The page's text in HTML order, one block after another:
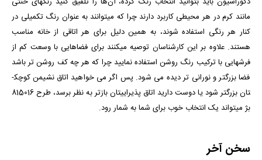
مانند کرم در هر محیطی کاربرد دارند چرا که می­توانند به عنوان رنگ تکميلی در
کنار هر رنگی استفاده شوند، به همين دليل برای هر اتاقی از خانه مناسب
هستند. علاوه بر این کارشناسان توصیه می­کنند برای فضاهایی با وسعت کم از
فرش­هایی با ترکیب رنگ روشن استفاده نمایید چرا که هر چه کف روشن تر باشد
فضا بزرگتر و نورانی تر دیده می شود. پس اگر می خواهيد اتاق نشيمن کوچک­
تان بزرگ­تر شود يا دوست داريد اتاق پذيرايی­تان بازتر به نظر برسد، طرح 815016
بژ می­تواند یک انتخاب خوب برای شما به شمار رود.
سخن آخر